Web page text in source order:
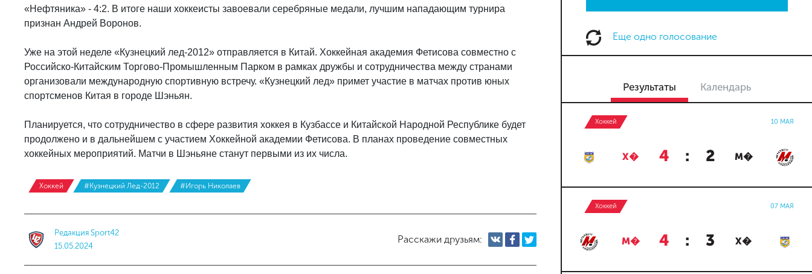
«Нефтяника» - 4:2. В итоге наши хоккеисты завоевали серебряные медали, лучшим нападающим турнира
признан Андрей Воронов.
Уже на этой неделе «Кузнецкий лед-2012» отправляется в Китай. Хоккейная академия Фетисова совместно с
Российско-Китайским Торгово-Промышленным Парком в рамках дружбы и сотрудничества между странами
организовали международную спортивную встречу. «Кузнецкий лед» примет участие в матчах против юных
спортсменов Китая в городе Шэньян.
Планируется, что сотрудничество в сфере развития хоккея в Кузбассе и Китайской Народной Республике будет
продолжено и в дальнейшем с участием Хоккейной академии Фетисова. В планах проведение совместных
хоккейных мероприятий. Матчи в Шэньяне станут первыми из их числа.
Хоккей #Кузнецкий Лед-2012 #Игорь Николаев
Редакция Sport42
15.05.2024
Расскажи друзьям:
Еще одно голосование
Результаты Календарь
Хоккей 10 МАЯ
Х� 4 : 2 М�
Хоккей 07 МАЯ
М� 4 : 3 Х�